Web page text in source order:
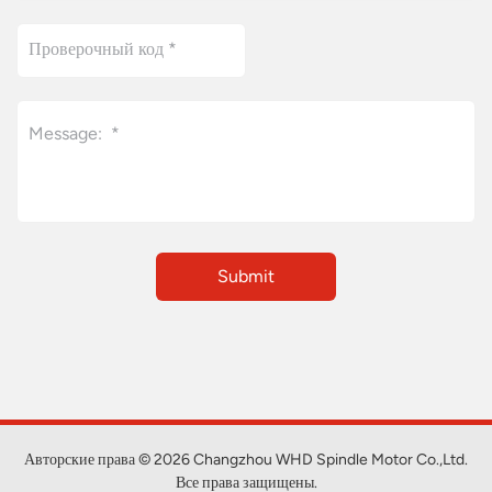
Авторские права © 2026 Changzhou WHD Spindle Motor Co.,Ltd.
Все права защищены.